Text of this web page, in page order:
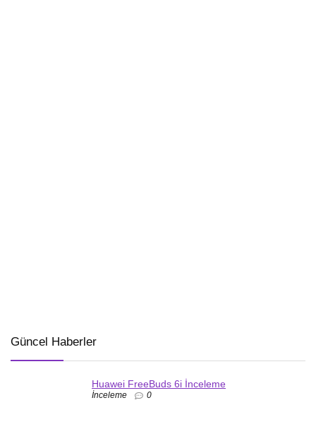
Güncel Haberler
Huawei FreeBuds 6i İnceleme
İnceleme 0